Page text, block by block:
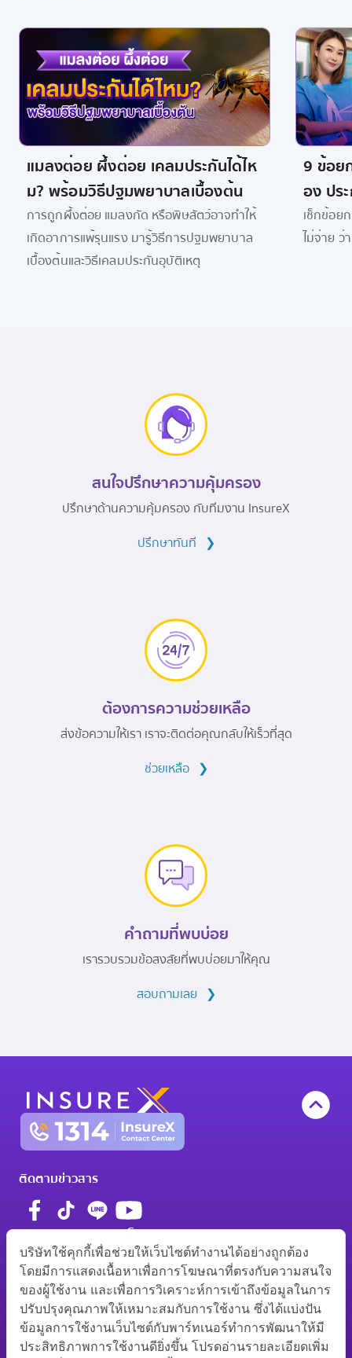
แมลงต่อย ผึ้งต่อย เคลมประกันได้ไห
ม? พร้อมวิธีปฐมพยาบาลเบื้องต้น
การถูกผึ้งต่อย แมลงกัด หรือพิษสัตว์อาจทำให้
เกิดอาการแพ้รุนแรง มารู้วิธีการปฐมพยาบาล
เบื้องต้นและวิธีเคลมประกันอุบัติเหตุ
9 ข้อย
อง ปร
เช็กข้อย
ไม่จ่าย
สนใจปรึกษาความคุ้มครอง
ปรึกษาด้านความคุ้มครอง กับทีมงาน InsureX
ปรึกษาทันที ❯
ต้องการความช่วยเหลือ
ส่งข้อความให้เรา เราจะติดต่อคุณกลับให้เร็วที่สุด
ช่วยเหลือ ❯
คำถามที่พบบ่อย
เรารวบรวมข้อสงสัยที่พบบ่อยมาให้คุณ
สอบถามเลย ❯
ติดตามข่าวสาร
มาตรฐานการรับรอง โดย
ว00012/2560
ช00003/2563
อลว021121000/2564
0105560058369
บริษัทใช้คุกกี้เพื่อช่วยให้เว็บไซต์ทำงานได้อย่างถูกต้อง
โดยมีการแสดงเนื้อหาเพื่อการโฆษณาที่ตรงกับความสนใจ
ของผู้ใช้งาน และเพื่อการวิเคราะห์การเข้าถึงข้อมูลในการ
ปรับปรุงคุณภาพให้เหมาะสมกับการใช้งาน ซึ่งได้แบ่งปัน
ข้อมูลการใช้งานเว็บไซต์กับพาร์ทเนอร์ทำการพัฒนาให้มี
ประสิทธิภาพการใช้งานดียิ่งขึ้น โปรดอ่านรายละเอียดเพิ่ม